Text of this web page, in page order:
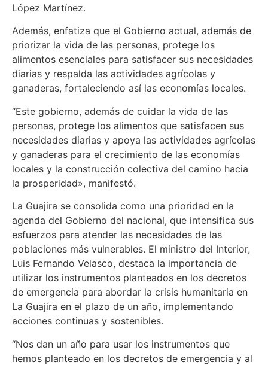
López Martínez.
Además, enfatiza que el Gobierno actual, además de
priorizar la vida de las personas, protege los
alimentos esenciales para satisfacer sus necesidades
diarias y respalda las actividades agrícolas y
ganaderas, fortaleciendo así las economías locales.
“Este gobierno, además de cuidar la vida de las
personas, protege los alimentos que satisfacen sus
necesidades diarias y apoya las actividades agrícolas
y ganaderas para el crecimiento de las economías
locales y la construcción colectiva del camino hacia
la prosperidad», manifestó.
La Guajira se consolida como una prioridad en la
agenda del Gobierno del nacional, que intensifica sus
esfuerzos para atender las necesidades de las
poblaciones más vulnerables. El ministro del Interior,
Luis Fernando Velasco, destaca la importancia de
utilizar los instrumentos planteados en los decretos
de emergencia para abordar la crisis humanitaria en
La Guajira en el plazo de un año, implementando
acciones continuas y sostenibles.
“Nos dan un año para usar los instrumentos que
hemos planteado en los decretos de emergencia y al